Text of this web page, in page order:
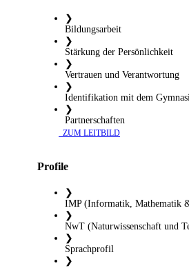
❯
Bildungsarbeit
❯
Stärkung der Persönlichkeit
❯
Vertrauen und Verantwortung
❯
Identifikation mit dem
❯
Partnerschaften
​ ZUM LEITBILD
Profile
❯
IMP (Informatik, Mathematik
❯
NwT (Naturwissenschaft und
❯
Sprachprofil
❯